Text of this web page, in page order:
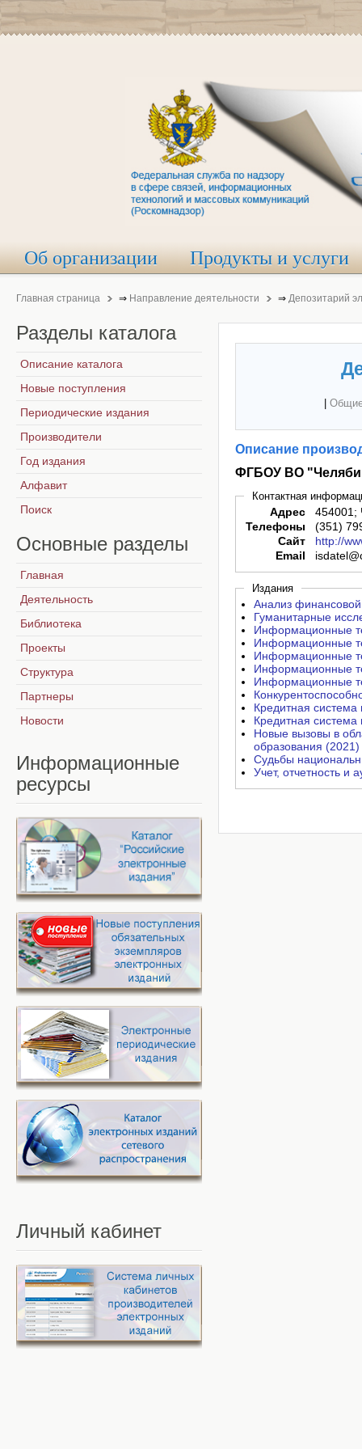
Об организации Продукты и услуги
Главная страница ⇒ Направление деятельности ⇒ Депозитарий
Описание
ФГБОУ ВО
Контактная
Адрес
454001;
Телефоны
(351)
Сайт
http://
Email
Издания
Анализ
Гуманитарные
Информационные
Информационные
Информационные
Информационные
Информационные
Кредитная
Кредитная
Новые вызовы в
образования (2021)
Судьбы
Учет, отчетность и
Разделы каталога
Описание каталога
Новые поступления
Периодические издания
Производители
Год издания
Алфавит
Поиск
Основные разделы
Главная
Деятельность
Библиотека
Проекты
Структура
Партнеры
Новости
Информационные
ресурсы
Личный кабинет